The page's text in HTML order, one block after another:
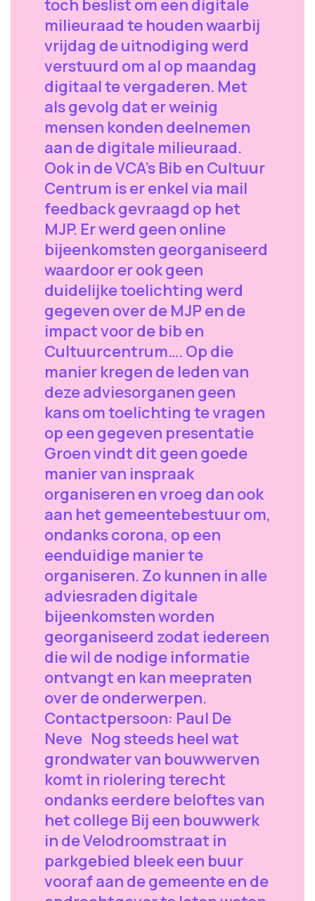
toch beslist om een digitale
milieuraad te houden waarbij
vrijdag de uitnodiging werd
verstuurd om al op maandag
digitaal te vergaderen. Met
als gevolg dat er weinig
mensen konden deelnemen
aan de digitale milieuraad.
Ook in de VCA’s Bib en Cultuur
Centrum is er enkel via mail
feedback gevraagd op het
MJP. Er werd geen online
bijeenkomsten georganiseerd
waardoor er ook geen
duidelijke toelichting werd
gegeven over de MJP en de
impact voor de bib en
Cultuurcentrum…. Op die
manier kregen de leden van
deze adviesorganen geen
kans om toelichting te vragen
op een gegeven presentatie
Groen vindt dit geen goede
manier van inspraak
organiseren en vroeg dan ook
aan het gemeentebestuur om,
ondanks corona, op een
eenduidige manier te
organiseren. Zo kunnen in alle
adviesraden digitale
bijeenkomsten worden
georganiseerd zodat iedereen
die wil de nodige informatie
ontvangt en kan meepraten
over de onderwerpen.
Contactpersoon: Paul De
Neve Nog steeds heel wat
grondwater van bouwwerven
komt in riolering terecht
ondanks eerdere beloftes van
het college Bij een bouwwerk
in de Velodroomstraat in
parkgebied bleek een buur
vooraf aan de gemeente en de